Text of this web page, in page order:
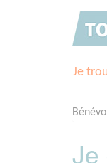
Je
Je